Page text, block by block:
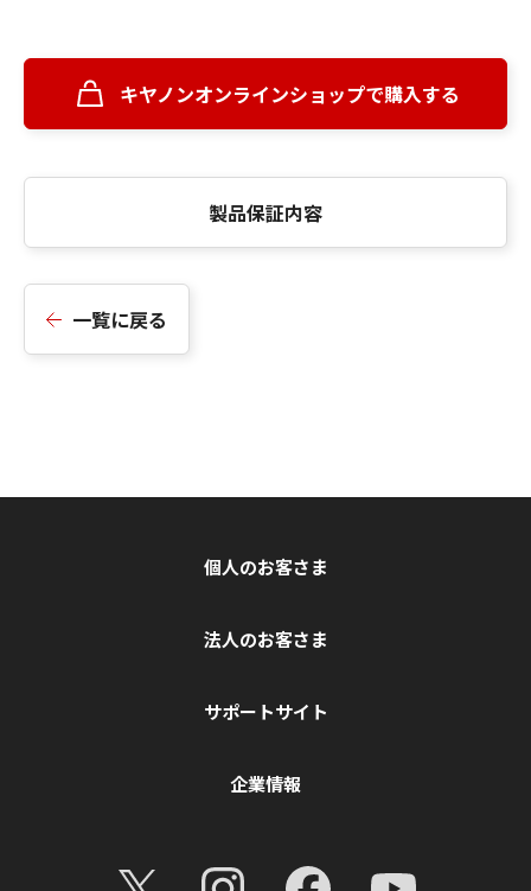
キヤノンオンラインショップで購入する
製品保証内容
一覧に戻る
個人のお客さま
法人のお客さま
サポートサイト
企業情報